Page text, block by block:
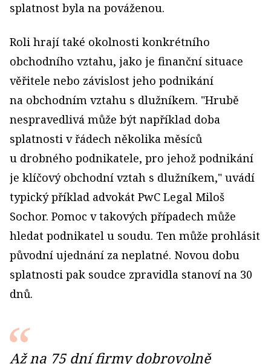
splatnost byla na pováženou.
Roli hrají také okolnosti konkrétního
obchodního vztahu, jako je finanční situace
věřitele nebo závislost jeho podnikání
na obchodním vztahu s dlužníkem. "Hrubě
nespravedlivá může být například doba
splatnosti v řádech několika měsíců
u drobného podnikatele, pro jehož podnikání
je klíčový obchodní vztah s dlužníkem," uvádí
typický příklad advokát PwC Legal Miloš
Sochor. Pomoc v takových případech může
hledat podnikatel u soudu. Ten může prohlásit
původní ujednání za neplatné. Novou dobu
splatnosti pak soudce zpravidla stanoví na 30
dnů.
Až na 75 dní firmy dobrovolně